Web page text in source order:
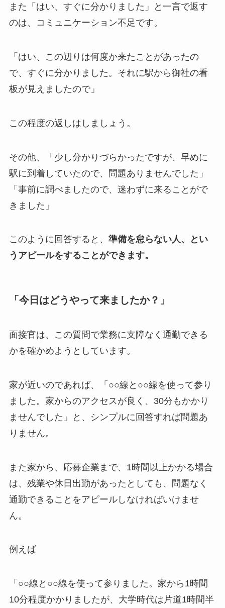
また「はい、すぐに分かりました」と一言で返す
のは、コミュニケーション不足です。
「はい、この辺りは何度か来たことがあったの
で、すぐに分かりました。それに駅から御社の看
板が見えましたので」
この程度の返しはしましょう。
その他、「少し分かりづらかったですが、早めに
駅に到着していたので、問題ありませんでした」
「事前に調べましたので、迷わずに来ることがで
きました」
このように回答すると、 準備を怠らない人、とい
うアピールをすることができます。
「今日はどうやって来ましたか？」
面接官は、この質問で業務に支障なく通勤できる
かを確かめようとしています。
家が近いのであれば、「○○線と○○線を使って参り
ました。家からのアクセスが良く、30分もかかり
ませんでした」と、シンプルに回答すれば問題あ
りません。
また家から、応募企業まで、1時間以上かかる場合
は、残業や休日出勤があったとしても、問題なく
通勤できることをアピールしなければいけませ
ん。
例えば
「○○線と○○線を使って参りました。家から1時間
10分程度かかりましたが、大学時代は片道1時間半